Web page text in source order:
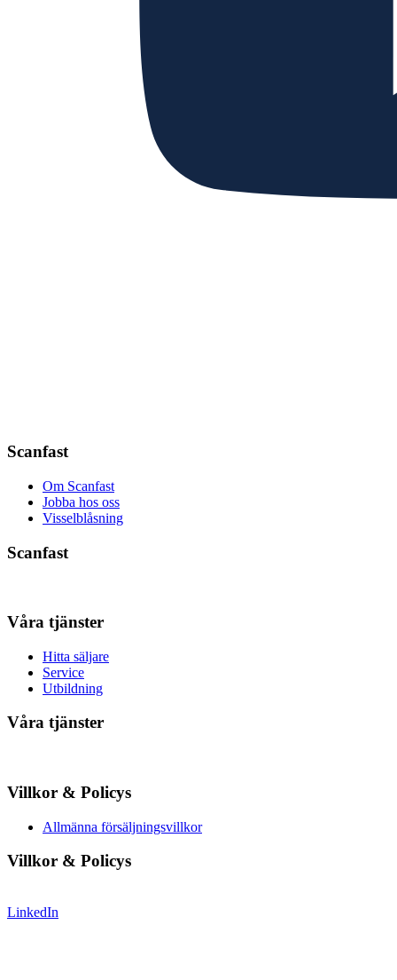
Scanfast
Om Scanfast
Jobba hos oss
Visselblåsning
Scanfast
Våra tjänster
Hitta säljare
Service
Utbildning
Våra tjänster
Villkor & Policys
Allmänna försäljningsvillkor
Villkor & Policys
LinkedIn